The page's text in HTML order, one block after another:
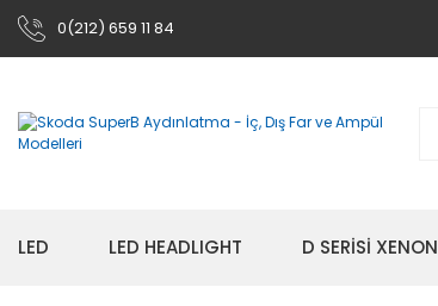
0(212) 659 11 84
LED LED HEADLIGHT D SERİSİ XENON